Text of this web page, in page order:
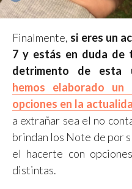
Finalmente, si eres un
7 y estás en duda de
detrimento de esta
hemos elaborado
opciones en la
a extrañar sea el no
brindan los Note de por
el hacerte con
distintas.